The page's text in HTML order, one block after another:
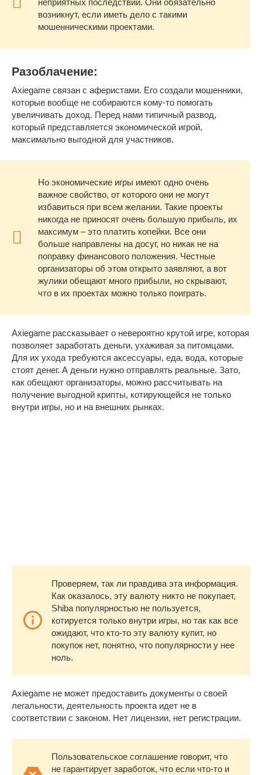
возникнут, если иметь дело с такими
мошенническими проектами.
Разоблачение:
Axiegame связан с аферистами. Его создали мошенники,
которые вообще не собираются кому-то помогать
увеличивать доход. Перед нами типичный развод,
который представляется экономической игрой,
максимально выгодной для участников.
Но экономические игры имеют одно очень
важное свойство, от которого они не могут
избавиться при всем желании. Такие проекты
никогда не приносят очень большую прибыль, их
максимум – это платить копейки. Все они
больше направлены на досуг, но никак не на
поправку финансового положения. Честные
организаторы об этом открыто заявляют, а вот
жулики обещают много прибыли, но скрывают,
что в их проектах можно только поиграть.
Axiegame рассказывает о невероятно крутой игре, которая
позволяет заработать деньги, ухаживая за питомцами.
Для их ухода требуются аксессуары, еда, вода, которые
стоят денег. А деньги нужно отправлять реальные. Зато,
как обещают организаторы, можно рассчитывать на
получение выгодной крипты, котирующейся не только
внутри игры, но и на внешних рынках.
Проверяем, так ли правдива эта информация.
Как оказалось, эту валюту никто не покупает,
Shiba популярностью не пользуется,
котируется только внутри игры, но так как все
ожидают, что кто-то эту валюту купит, но
покупок нет, понятно, что популярности у нее
ноль.
Axiegame не может предоставить документы о своей
легальности, деятельность проекта идет не в
соответствии с законом. Нет лицензии, нет регистрации.
Пользовательское соглашение говорит, что
не гарантирует заработок, что если что-то и